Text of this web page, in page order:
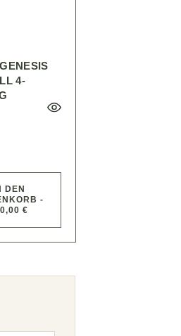
4-
DEN
-
€